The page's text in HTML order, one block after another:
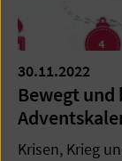
30.11.2022
Bewegt und
Krisen, Krieg